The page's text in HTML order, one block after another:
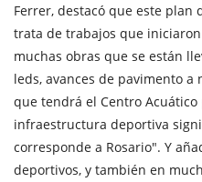
Ferrer, destacó que este plan
trata de trabajos que
muchas obras que se están
leds, avances de pavimento
que tendrá el Centro
infraestructura deportiva
corresponde a Rosario". Y
deportivos, y también en